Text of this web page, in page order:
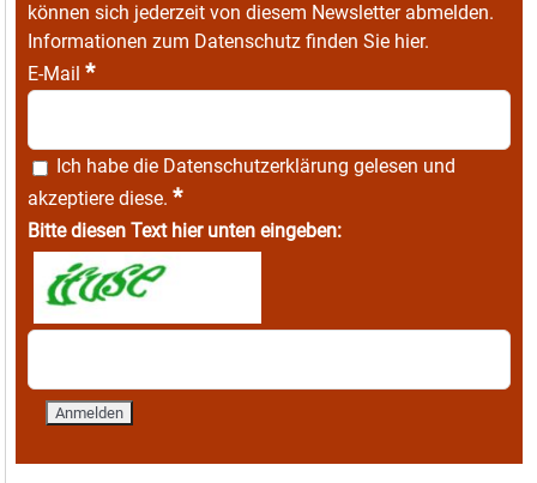
können sich jederzeit von diesem Newsletter abmelden.
Informationen zum Datenschutz finden Sie hier.
E-Mail *
Ich habe die Datenschutzerklärung gelesen und
akzeptiere diese. *
Bitte diesen Text hier unten eingeben: